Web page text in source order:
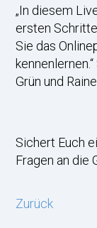
„In diesem
ersten
Sie das
Grün und
Sichert Euch
Fragen an die
Zurück